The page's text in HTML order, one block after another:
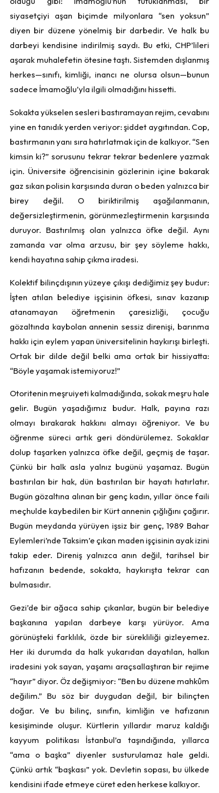
siyasetçiyi aşan biçimde milyonlara “sen yoksun”
diyen bir düzene yönelmiş bir darbedir. Ve halk bu
darbeyi kendisine indirilmiş saydı. Bu etki, CHP’lileri
aşarak muhalefetin ötesine taştı. Sistemden dışlanmış
herkes—sınıfı, kimliği, inancı ne olursa olsun—bunun
sadece İmamoğlu’yla ilgili olmadığını hissetti.
Sokakta yükselen sesleri bastıramayan rejim, cevabını
yine en tanıdık yerden veriyor: şiddet aygıtından. Cop,
bastırmanın yanı sıra hatırlatmak için de kalkıyor. “Sen
kimsin ki?” sorusunu tekrar tekrar bedenlere yazmak
için. Üniversite öğrencisinin gözlerinin içine bakarak
gaz sıkan polisin karşısında duran o beden yalnızca bir
birey değil. O biriktirilmiş aşağılanmanın,
değersizleştirmenin, görünmezleştirmenin karşısında
duruyor. Bastırılmış olan yalnızca öfke değil. Aynı
zamanda var olma arzusu, bir şey söyleme hakkı,
kendi hayatına sahip çıkma iradesi.
Kolektif bilinçdışının yüzeye çıkışı dediğimiz şey budur:
İşten atılan belediye işçisinin öfkesi, sınav kazanıp
atanamayan öğretmenin çaresizliği, çocuğu
gözaltında kaybolan annenin sessiz direnişi, barınma
hakkı için eylem yapan üniversitelinin haykırışı birleşti.
Ortak bir dilde değil belki ama ortak bir hissiyatta:
“Böyle yaşamak istemiyoruz!”
Otoritenin meşruiyeti kalmadığında, sokak meşru hale
gelir. Bugün yaşadığımız budur. Halk, payına razı
olmayı bırakarak hakkını almayı öğreniyor. Ve bu
öğrenme süreci artık geri döndürülemez. Sokaklar
dolup taşarken yalnızca öfke değil, geçmiş de taşar.
Çünkü bir halk asla yalnız bugünü yaşamaz. Bugün
bastırılan bir hak, dün bastırılan bir hayatı hatırlatır.
Bugün gözaltına alınan bir genç kadın, yıllar önce faili
meçhulde kaybedilen bir Kürt annenin çığlığını çağırır.
Bugün meydanda yürüyen işsiz bir genç, 1989 Bahar
Eylemleri’nde Taksim’e çıkan maden işçisinin ayak izini
takip eder. Direniş yalnızca anın değil, tarihsel bir
hafızanın bedende, sokakta, haykırışta tekrar can
bulmasıdır.
Gezi’de bir ağaca sahip çıkanlar, bugün bir belediye
başkanına yapılan darbeye karşı yürüyor. Ama
görünüşteki farklılık, özde bir sürekliliği gizleyemez.
Her iki durumda da halk yukarıdan dayatılan, halkın
iradesini yok sayan, yaşamı araçsallaştıran bir rejime
“hayır” diyor. Öz değişmiyor: “Ben bu düzene mahkûm
değilim.” Bu söz bir duygudan değil, bir bilinçten
doğar. Ve bu bilinç, sınıfın, kimliğin ve hafızanın
kesişiminde oluşur. Kürtlerin yıllardır maruz kaldığı
kayyum politikası İstanbul’a taşındığında, yıllarca
“ama o başka” diyenler susturulamaz hale geldi.
Çünkü artık “başkası” yok. Devletin sopası, bu ülkede
kendisini ifade etmeye cüret eden herkese kalkıyor.